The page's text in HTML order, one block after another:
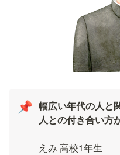
📌 幅広い年代の人と
人との付き合い方
えみ 高校1年生